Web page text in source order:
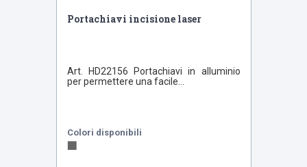
Portachiavi incisione laser
Art. HD22156 Portachiavi in alluminio
per permettere una facile...
Colori disponibili